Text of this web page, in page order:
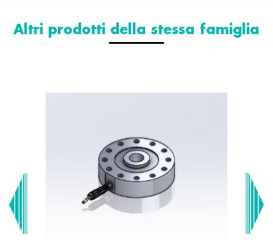
Altri prodotti della stessa famiglia